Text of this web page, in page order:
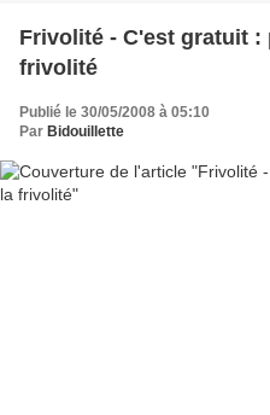
Frivolité - C'est gratuit
frivolité
Publié le 30/05/2008 à 05:10
Par Bidouillette